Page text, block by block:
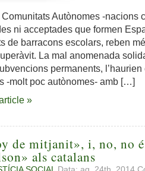
Comunitats Autònomes -nacions
ni acceptades que formen
de barracons escolars, reben
La mal anomenada
permanents,
-molt poc autònomes- amb […]
»
de mitjanit», i, no, no
als catalans
SOCIAL Data: ag. 24th, 2014